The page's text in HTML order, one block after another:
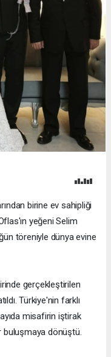
birine ev sahipliği
yeğeni Selim
töreniyle dünya evine
gerçekleştirilen
Türkiye'nin farklı
misafirin iştirak
buluşmaya dönüştü.